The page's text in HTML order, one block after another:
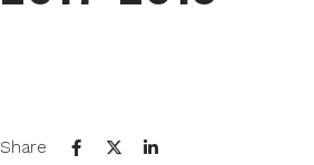
Share